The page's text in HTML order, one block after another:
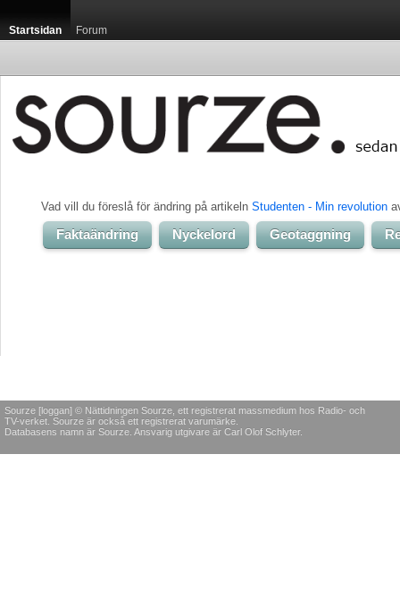
Startsidan Forum
Vad vill du föreslå för ändring på artikeln Studenten - Min revolution
Faktaändring Nyckelord Geotaggning
Sourze [loggan] © Nättidningen Sourze, ett registrerat massmedium hos Radio- och
TV-verket. Sourze är också ett registrerat varumärke.
Databasens namn är Sourze. Ansvarig utgivare är Carl Olof Schlyter.